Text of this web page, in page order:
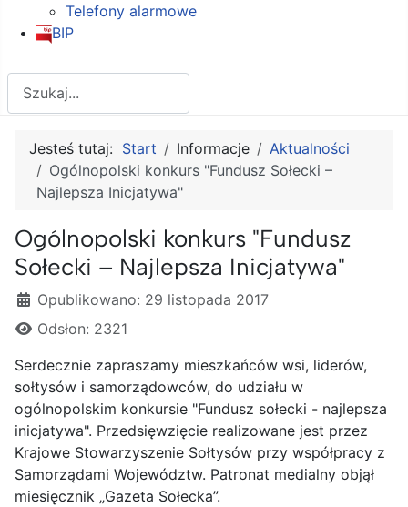
Telefony alarmowe
BIP
Jesteś tutaj: Start Informacje
Aktualności
Ogólnopolski konkurs "Fundusz Sołecki –
Najlepsza Inicjatywa"
Ogólnopolski konkurs "Fundusz
Sołecki – Najlepsza Inicjatywa"
Szczegóły
Opublikowano: 29 listopada 2017
Odsłon: 2321
Serdecznie zapraszamy mieszkańców wsi, liderów,
sołtysów i samorządowców, do udziału w
ogólnopolskim konkursie "Fundusz sołecki - najlepsza
inicjatywa". Przedsięwzięcie realizowane jest przez
Krajowe Stowarzyszenie Sołtysów przy współpracy z
Samorządami Województw. Patronat medialny objął
miesięcznik „Gazeta Sołecka”.